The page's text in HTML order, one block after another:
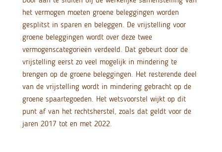
het vermogen moeten groene beleggingen worden
gesplitst in sparen en beleggen. De vrijstelling voor
groene beleggingen wordt over deze twee
vermogenscategorieën verdeeld. Dat gebeurt door de
vrijstelling eerst zo veel mogelijk in mindering te
brengen op de groene beleggingen. Het resterende deel
van de vrijstelling wordt in mindering gebracht op de
groene spaartegoeden. Het wetsvoorstel wijkt op dit
punt af van het rechtsherstel, zoals dat geldt voor de
jaren 2017 tot en met 2022.